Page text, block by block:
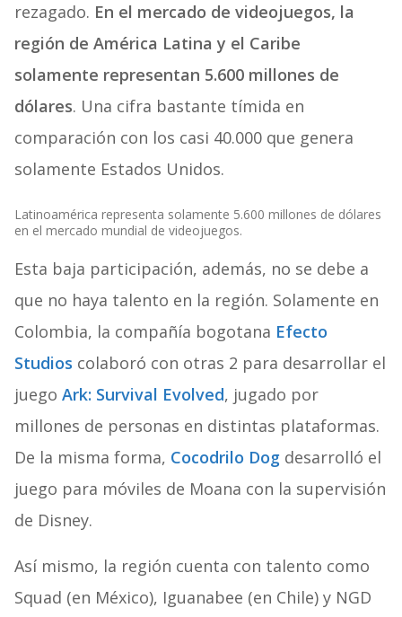
rezagado. En el mercado de videojuegos, la
región de América Latina y el Caribe
solamente representan 5.600 millones de
dólares. Una cifra bastante tímida en
comparación con los casi 40.000 que genera
solamente Estados Unidos.
Latinoamérica representa solamente 5.600 millones de dólares
en el mercado mundial de videojuegos.
Esta baja participación, además, no se debe a
que no haya talento en la región. Solamente en
Colombia, la compañía bogotana Efecto
Studios colaboró con otras 2 para desarrollar el
juego Ark: Survival Evolved, jugado por
millones de personas en distintas plataformas.
De la misma forma, Cocodrilo Dogdesarrolló el
juego para móviles de Moana con la supervisión
de Disney.
Así mismo, la región cuenta con talento como
Squad (en México), Iguanabee (en Chile) y NGD